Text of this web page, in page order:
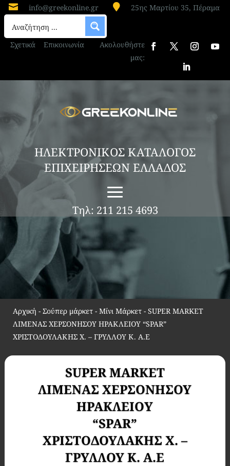
 info@greekonline.gr  25ης Μαρτίου 35, Πέραμα
Σχετικά Επικοινωνία
Ακολουθήστε
μας:
ΗΛΕΚΤΡΟΝΙΚΟΣ ΚΑΤΑΛΟΓΟΣ
ΕΠΙΧΕΙΡΗΣΕΩΝ ΕΛΛΑΔΟΣ
Τηλ: 211 215 4693
Αρχική - Σούπερ μάρκετ - Μίνι Μάρκετ- SUPER MARKET
ΛΙΜΕΝΑΣ ΧΕΡΣΟΝΗΣΟΥ ΗΡΑΚΛΕΙΟY “SPAR”
ΧΡΙΣΤΟΔΟΥΛΑΚΗΣ Χ. – ΓΡΥΛΛΟΥ Κ. Α.Ε
SUPER MARKET
ΛΙΜΕΝΑΣ ΧΕΡΣΟΝΗΣΟΥ
ΗΡΑΚΛΕΙΟY
“SPAR”
ΧΡΙΣΤΟΔΟΥΛΑΚΗΣ Χ. –
ΓΡΥΛΛΟΥ Κ. Α.Ε